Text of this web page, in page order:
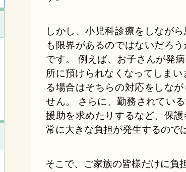
しかし、小児科診療をしなが
も限界があるのではないだろ
です。 例えば、お子さんが発
所に預けられなくなってしま
る場合はそちらの対応をしな
せん。 さらに、勤務されてい
援助を求めたりするなど、保
常に大きな負担が発生するので
そこで、ご家族の皆様だけに負